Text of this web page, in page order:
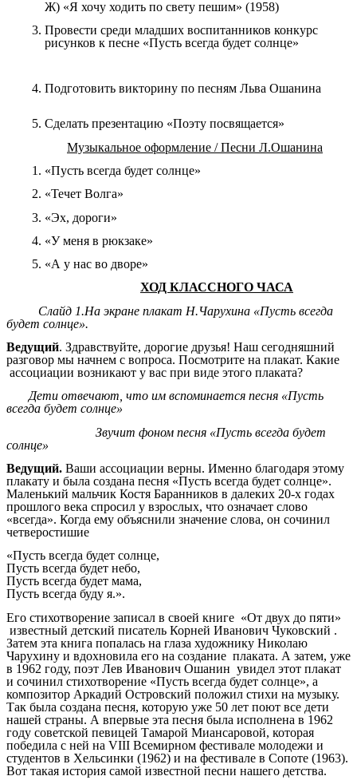
Ж) «Я хочу ходить по свету пешим» (1958)
Провести среди младших воспитанников конкурс
рисунков к песне «Пусть всегда будет солнце»
Подготовить викторину по песням Льва Ошанина
Сделать презентацию «Поэту посвящается»
Музыкальное оформление / Песни Л.Ошанина
«Пусть всегда будет солнце»
«Течет Волга»
«Эх, дороги»
«У меня в рюкзаке»
«А у нас во дворе»
ХОД КЛАССНОГО ЧАСА
Слайд 1.На экране плакат Н.Чарухина «Пусть всегда
будет солнце».
Ведущий. Здравствуйте, дорогие друзья! Наш сегодняшний
разговор мы начнем с вопроса. Посмотрите на плакат. Какие
ассоциации возникают у вас при виде этого плаката?
Дети отвечают, что им вспоминается песня «Пусть
всегда будет солнце»
Звучит фоном песня «Пусть всегда будет
солнце»
Ведущий. Ваши ассоциации верны. Именно благодаря этому
плакату и была создана песня «Пусть всегда будет солнце».
Маленький мальчик Костя Баранников в далеких 20-х годах
прошлого века спросил у взрослых, что означает слово
«всегда». Когда ему объяснили значение слова, он сочинил
четверостишие
«Пусть всегда будет солнце,
Пусть всегда будет небо,
Пусть всегда будет мама,
Пусть всегда буду я.».
Его стихотворение записал в своей книге «От двух до пяти»
известный детский писатель Корней Иванович Чуковский .
Затем эта книга попалась на глаза художнику Николаю
Чарухину и вдохновила его на создание плаката. А затем, уже
в 1962 году, поэт Лев Иванович Ошанин увидел этот плакат
и сочинил стихотворение «Пусть всегда будет солнце», а
композитор Аркадий Островский положил стихи на музыку.
Так была создана песня, которую уже 50 лет поют все дети
нашей страны. А впервые эта песня была исполнена в 1962
году советской певицей Тамарой Миансаровой, которая
победила с ней на VIII Всемирном фестивале молодежи и
студентов в Хельсинки (1962) и на фестивале в Сопоте (1963).
Вот такая история самой известной песни нашего детства.